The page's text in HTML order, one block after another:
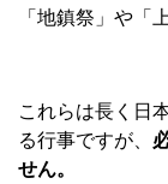
「地鎮祭」や「
これらは長く日
る行事ですが、
せん。